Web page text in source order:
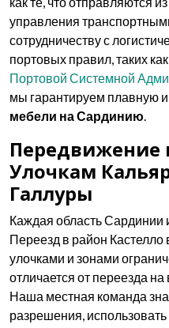
управления
сотрудничеству с
портовых правил, таких
Портовой Системной
мы гарантируем плавную
мебели на Сардинию.
Передвижение
Улочкам
Галлуры
Каждая область Сардинии
Переезд в район Кастелло
улочками и зонами
отличается от переезда
Наша местная команда
разрешения,